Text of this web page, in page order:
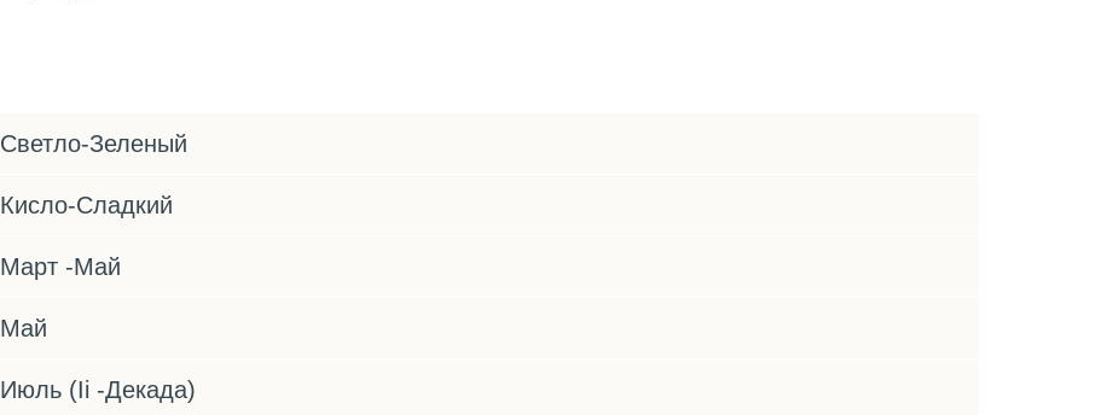
Светло-Зеленый
Кисло-Сладкий
Март -Май
Май
Июль (Ii -Декада)